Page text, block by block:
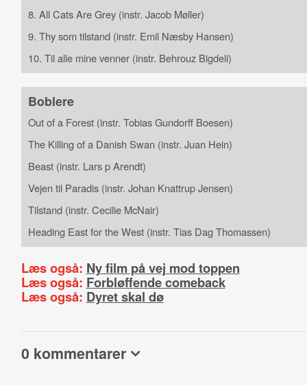
8. All Cats Are Grey (instr. Jacob Møller)
9. Thy som tilstand (instr. Emil Næsby Hansen)
10. Til alle mine venner (instr. Behrouz Bigdeli)
Boblere
Out of a Forest (instr. Tobias Gundorff Boesen)
The Killing of a Danish Swan (instr. Juan Hein)
Beast (instr. Lars p Arendt)
Vejen til Paradis (instr. Johan Knattrup Jensen)
Tilstand (instr. Cecilie McNair)
Heading East for the West (instr. Tias Dag Thomassen)
Læs også: Ny film på vej mod toppen
Læs også: Forbløffende comeback
Læs også: Dyret skal dø
0 kommentarer